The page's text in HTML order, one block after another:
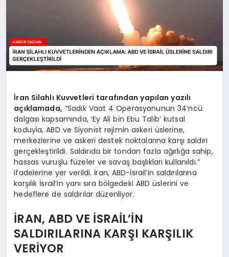
İran Silahlı Kuvvetleri tarafından yapılan yazılı
açıklamada, “Sadık Vaat 4 Operasyonunun 34’ncü
dalgası kapsamında, ‘Ey Ali bin Ebu Talib’ kutsal
koduyla, ABD ve Siyonist rejimin askeri üslerine,
merkezlerine ve askeri destek noktalarına karşı saldırı
gerçekleştirildi. Saldırıda bir tondan fazla ağırlığa sahip,
hassas vuruşlu füzeler ve savaş başlıkları kullanıldı.”
ifadelerine yer verildi. İran, ABD-İsrail’in saldırılarına
karşılık İsrail’in yanı sıra bölgedeki ABD üslerini ve
hedeflere de saldırılar düzenliyor.
İRAN, ABD VE İSRAİL’İN
SALDIRILARINA KARŞI KARŞILIK
VERİYOR